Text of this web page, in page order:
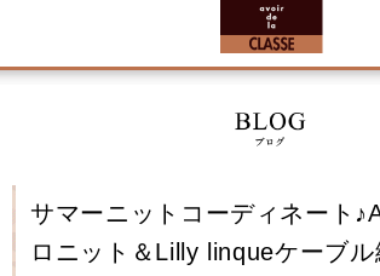
サマーニットコーディネート
ロニット＆Lilly linqueケーブル